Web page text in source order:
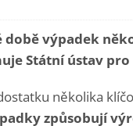
době výpadek
Státní ústav
několika
způsobují